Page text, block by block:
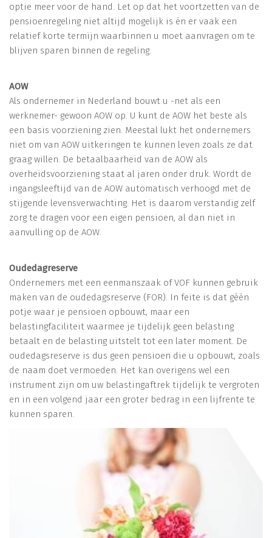
optie meer voor de hand. Let op dat het voortzetten van de
pensioenregeling niet altijd mogelijk is én er vaak een
relatief korte termijn waarbinnen u moet aanvragen om te
blijven sparen binnen de regeling.
AOW
Als ondernemer in Nederland bouwt u -net als een
werknemer- gewoon AOW op. U kunt de AOW het beste als
een basis voorziening zien. Meestal lukt het ondernemers
niet om van AOW uitkeringen te kunnen leven zoals ze dat
graag willen. De betaalbaarheid van de AOW als
overheidsvoorziening staat al jaren onder druk. Wordt de
ingangsleeftijd van de AOW automatisch verhoogd met de
stijgende levensverwachting. Het is daarom verstandig zelf
zorg te dragen voor een eigen pensioen, al dan niet in
aanvulling op de AOW.
Oudedagreserve
Ondernemers met een eenmanszaak of VOF kunnen gebruik
maken van de oudedagsreserve (FOR). In feite is dat géén
potje waar je pensioen opbouwt, maar een
belastingfaciliteit waarmee je tijdelijk geen belasting
betaalt en de belasting uitstelt tot een later moment. De
oudedagsreserve is dus geen pensioen die u opbouwt, zoals
de naam doet vermoeden. Het kan overigens wel een
instrument zijn om uw belastingaftrek tijdelijk te vergroten
en in een volgend jaar een groter bedrag in een lijfrente te
kunnen sparen.